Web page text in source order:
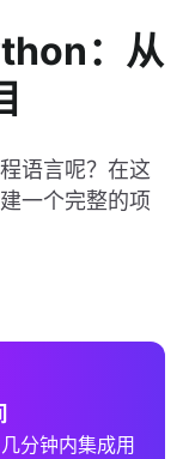
：从
语言呢？在这
一个完整的项
分钟内集成用